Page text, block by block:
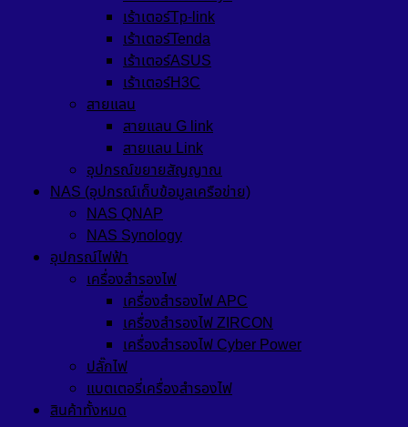
เร้าเตอร์Tp-link
เร้าเตอร์Tenda
เร้าเตอร์ASUS
เร้าเตอร์H3C
สายแลน
สายแลน G link
สายแลน Link
อุปกรณ์ขยายสัญญาณ
NAS (อุปกรณ์เก็บข้อมูลเครือข่าย)
NAS QNAP
NAS Synology
อุปกรณ์ไฟฟ้า
เครื่องสำรองไฟ
เครื่องสำรองไฟ APC
เครื่องสำรองไฟ ZIRCON
เครื่องสำรองไฟ Cyber Power
ปลั๊กไฟ
แบตเตอรี่เครื่องสำรองไฟ
สินค้าทั้งหมด